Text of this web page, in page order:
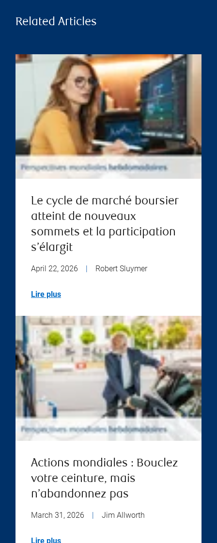
Related Articles
Le cycle de marché boursier
atteint de nouveaux
sommets et la participation
s’élargit
April 22, 2026 Robert Sluymer
Lire plus
Actions mondiales : Bouclez
votre ceinture, mais
n’abandonnez pas
March 31, 2026 | Jim Allworth
Lire plus